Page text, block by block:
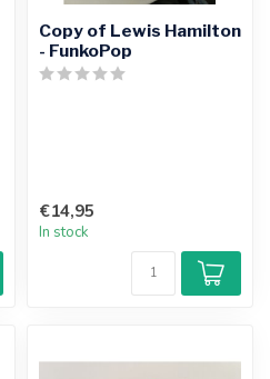
Copy of Lewis Hamilton
- FunkoPop
€14,95
In stock